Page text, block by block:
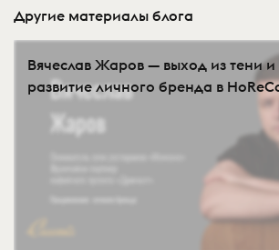
Другие материалы блога
Вячеслав Жаров — выход из тени и
развитие личного бренда в